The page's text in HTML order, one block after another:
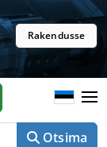
Rakendusse
Otsima